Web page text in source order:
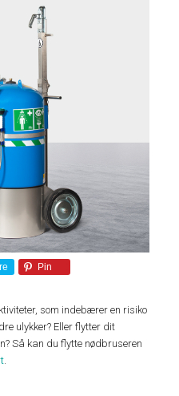
Pin
som indebærer en risiko
ulykker? Eller flytter dit
Så kan du flytte nødbruseren
.